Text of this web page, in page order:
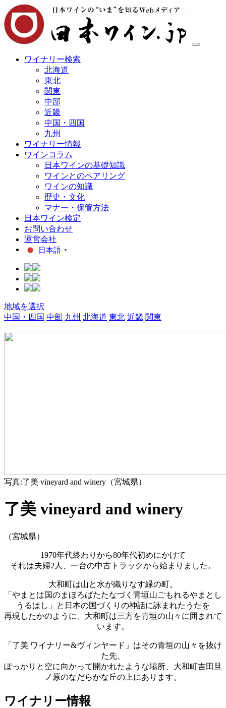
ワイナリー検索
北海道
東北
関東
中部
近畿
中国・四国
九州
ワイナリー情報
ワインコラム
日本ワインの基礎知識
ワインとのペアリング
ワインの知識
歴史・文化
マナー・保管方法
日本ワイン検定
お問い合わせ
運営会社
日本語 ▼
地域を選択
中国・四国 中部 九州 北海道 東北 近畿 関東
写真:了美 vineyard and winery（宮城県）
了美 vineyard and winery
（宮城県）
1970年代終わりから80年代初めにかけて
それは夫婦2人、一台の中古トラックから始まりました。
大和町は山と水が織りなす緑の町。
「やまとは国のまほろばたたなづく青垣山ごもれるやまとし
うるはし」と日本の国づくりの神話に詠まれたうたを
再現したかのように、大和町は三方を青垣の山々に囲まれて
います。
「了美 ワイナリー&ヴィンヤード」はその青垣の山々を抜け
た先、
ぽっかりと空に向かって開かれたような場所、大和町吉田旦
ノ原のなだらかな丘の上にあります。
ワイナリー情報